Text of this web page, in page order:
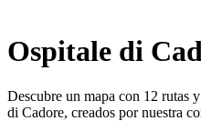
Ospitale di
Descubre un mapa con 12 rutas
di Cadore, creados por nuestra